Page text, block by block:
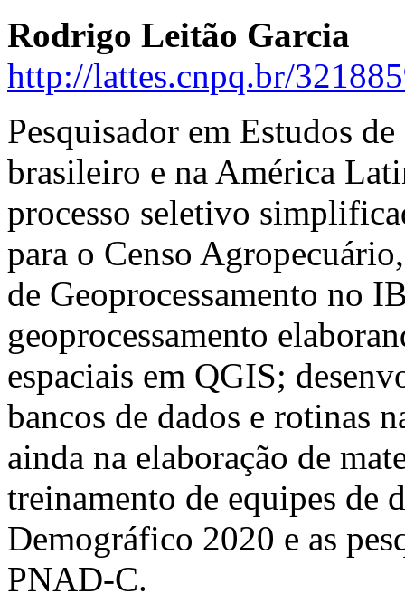
Rodrigo Leitão Garcia
http://lattes.cnpq.br/
Pesquisador em Estudos
brasileiro e na América
processo seletivo
para o Censo
de Geoprocessamento no
geoprocessamento
espaciais em QGIS;
bancos de dados e rotinas
ainda na elaboração de
treinamento de equipes de
Demográfico 2020 e as
PNAD-C.